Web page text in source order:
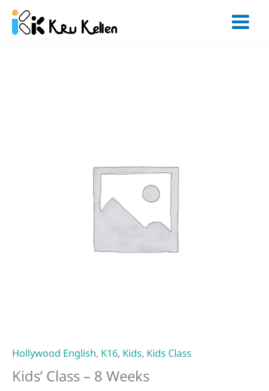
Skip
content
Hollywood English, K16, Kids, Kids Class
Kids’ Class – 8 Weeks